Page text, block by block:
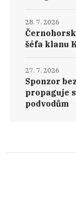
šéfa klanu
28. 7. 2026
Sponzor
propaguje
podvodům
27. 7. 2026